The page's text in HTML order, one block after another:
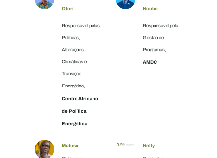
Ofori
Responsável pelas
Políticas,
Alterações
Climáticas e
Transição
Energética,
Centro Africano
de Política
Energética
Ncube
Responsável pela
Gestão de
Programas,
AMDC
Mutuso
Nelly